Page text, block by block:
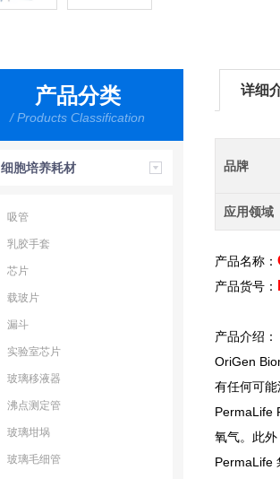
产品分类
/ Products Classification
细胞培养耗材
吸管
乳胶手套
芯片
载玻片
漏斗
实验室芯片
玻璃移液器
沸点测定管
玻璃坩埚
玻璃毛细管
详细
品牌
应用领域
产品名称：
产品货号：
产品介绍：
OriGen
有任何可
PermaLife
氧气。此
PermaLife